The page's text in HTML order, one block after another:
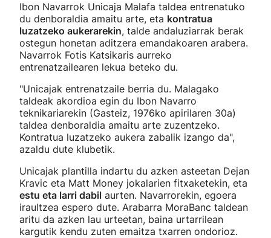
Ibon Navarrok Unicaja Malafa taldea entrenatuko
du denboraldia amaitu arte, eta kontratua
luzatzeko aukerarekin, talde andaluziarrak berak
ostegun honetan aditzera emandakoaren arabera.
Navarrok Fotis Katsikaris aurreko
entrenatzailearen lekua beteko du.
"Unicajak entrenatzaile berria du. Malagako
taldeak akordioa egin du Ibon Navarro
teknikariarekin (Gasteiz, 1976ko apirilaren 30a)
taldea denboraldia amaitu arte zuzentzeko.
Kontratua luzatzeko aukera zabalik izango da",
azaldu dute klubetik.
Unicajak plantilla indartu du azken asteetan Dejan
Kravic eta Matt Money jokalarien fitxaketekin, eta
estu eta larri dabil aurten. Navarrorekin, egoera
iraultzea espero dute. Arabarra MoraBanc taldean
aritu da azken lau urteetan, baina urtarrilean
kargutik kendu zuten emaitza txarren ondorioz.